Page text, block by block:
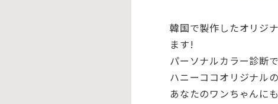
韓国で製作したオリジ
ます!
パーソナルカラー診断
ハニーココオリジナル
あなたのワンちゃんに